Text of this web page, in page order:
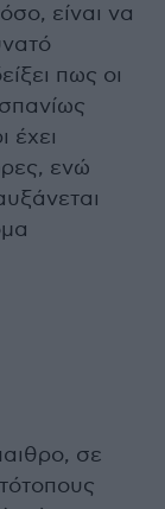
είναι να
πως οι
έχει
ενώ
σε